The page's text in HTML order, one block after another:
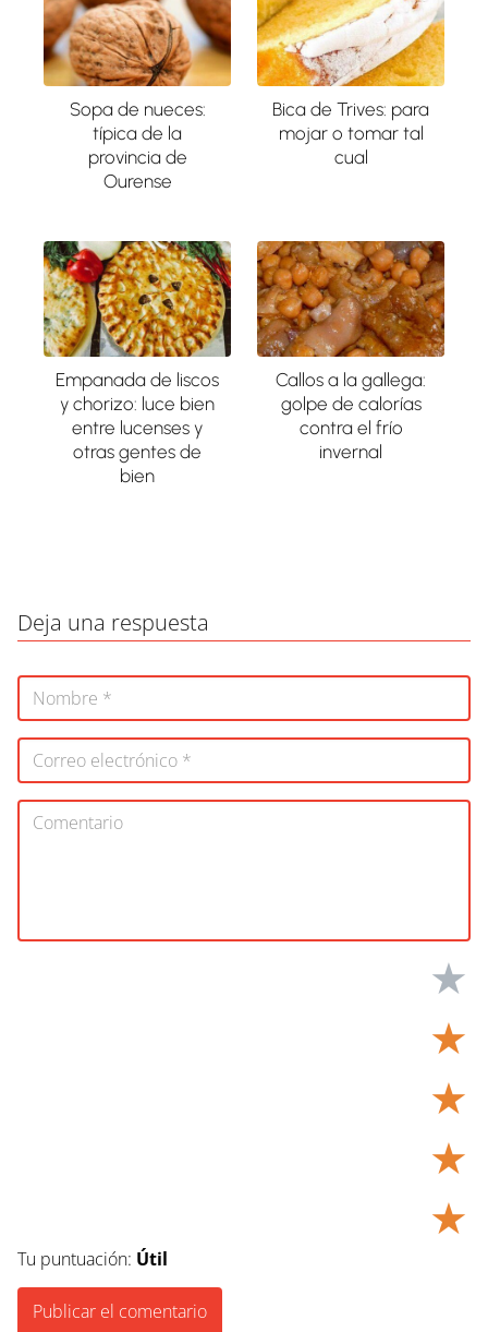
Sopa de nueces:
típica de la
provincia de
Ourense
Bica de Trives: para
mojar o tomar tal
cual
Empanada de liscos
y chorizo: luce bien
entre lucenses y
otras gentes de
bien
Callos a la gallega:
golpe de calorías
contra el frío
invernal
Deja una respuesta
★
★
★
★
★
Tu puntuación: Útil